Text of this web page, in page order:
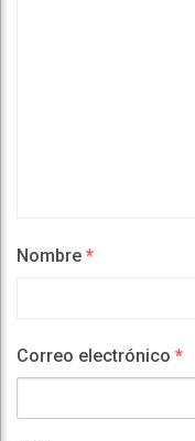
Nombre *
Correo electrónico *